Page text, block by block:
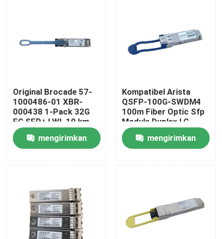
Tur Pabrik
Hubungi kami
Berita
Modul optik 400G/800G
Modul QSFP28 100G
Original Brocade 57-
1000486-01 XBR-
000438 1-Pack 32G
FC SFP+ LWL 10 km
Optical Module
Transceiver untuk
Serat Brocade FC64-
mengirimkan
Kompatibel Arista
QSFP-100G-SWDM4
100m Fiber Optic Sfp
Module Duplex LC
MMF
mengirimkan